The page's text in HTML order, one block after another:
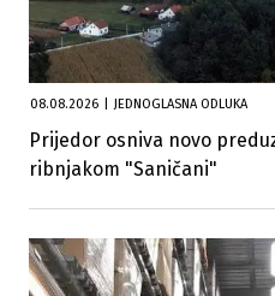
08.08.2026 JEDNOGLASNA ODLUKA
Prijedor osniva novo
ribnjakom "Saničani"